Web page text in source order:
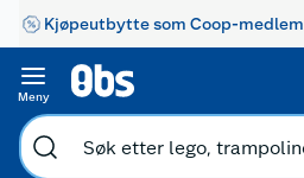
Kjøpeutbytte som Coop-medlem
Meny